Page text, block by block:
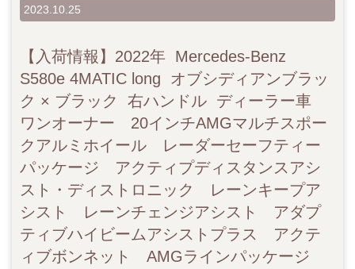
2023.10.25
【入荷情報】2022年 Mercedes-Benz
S580e 4MATIC long オブシディアンブラッ
ク × ブラック 右ハンドル ディーラー車
ワンオーナー 20インチAMGマルチスポー
クアルミホイール レーダーセーフティー
パッケージ アクティプディスタンスアシ
スト・ディストロニック レーンキープア
シスト レーンチェンジアシスト アダプ
ティブハイビームアシストプラス アクテ
ィブボンネット AMGラインパッケージ